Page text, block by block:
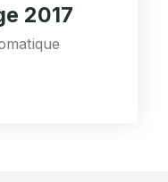
2017